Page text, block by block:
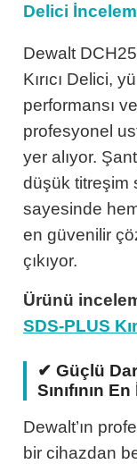
Makinaları
Delici
Dewalt
Kırıcı Delici,
performansı
profesyonel
yer alıyor.
düşük titreşim
sayesinde
en güvenilir
çıkıyor.
Ürünü
SDS-PLUS
✔ Güçlü
Sınıfının
Dewalt’ın
bir cihazdan